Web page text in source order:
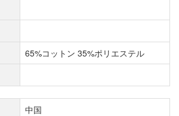
65%コットン 35%ポリエステル
中国